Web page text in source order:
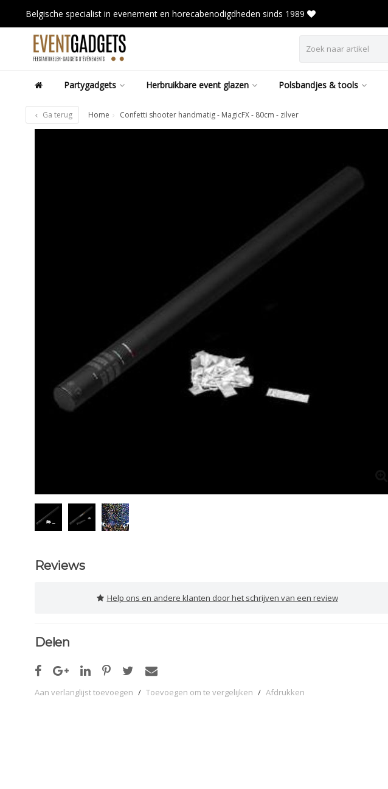
Belgische specialist in evenement en horecabenodigdheden sinds 1989
Partygadgets Herbruikbare event glazen Polsbandjes & tools
Ga terug Home Confetti shooter handmatig - MagicFX - 80cm - zilver
Reviews
Help ons en andere klanten door het schrijven van een review
Delen
Aan verlanglijst toevoegen / Toevoegen om te vergelijken / Afdrukken